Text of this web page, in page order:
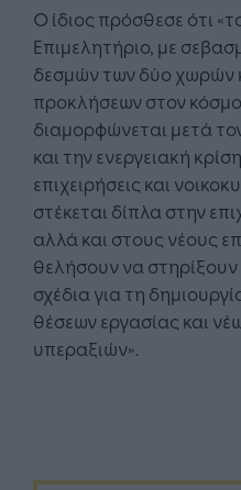
Ο ίδιος πρόσθεσε ότι
Επιμελητήριο, με
δεσμών των δύο χωρών
προκλήσεων στον
διαμορφώνεται μετά
και την ενεργειακή
επιχειρήσεις και
στέκεται δίπλα στην
αλλά και στους νέους
θελήσουν να
σχέδια για τη
θέσεων εργασίας και
υπεραξιών».